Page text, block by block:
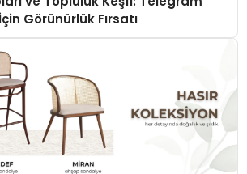
Görünürlük Fırsatı